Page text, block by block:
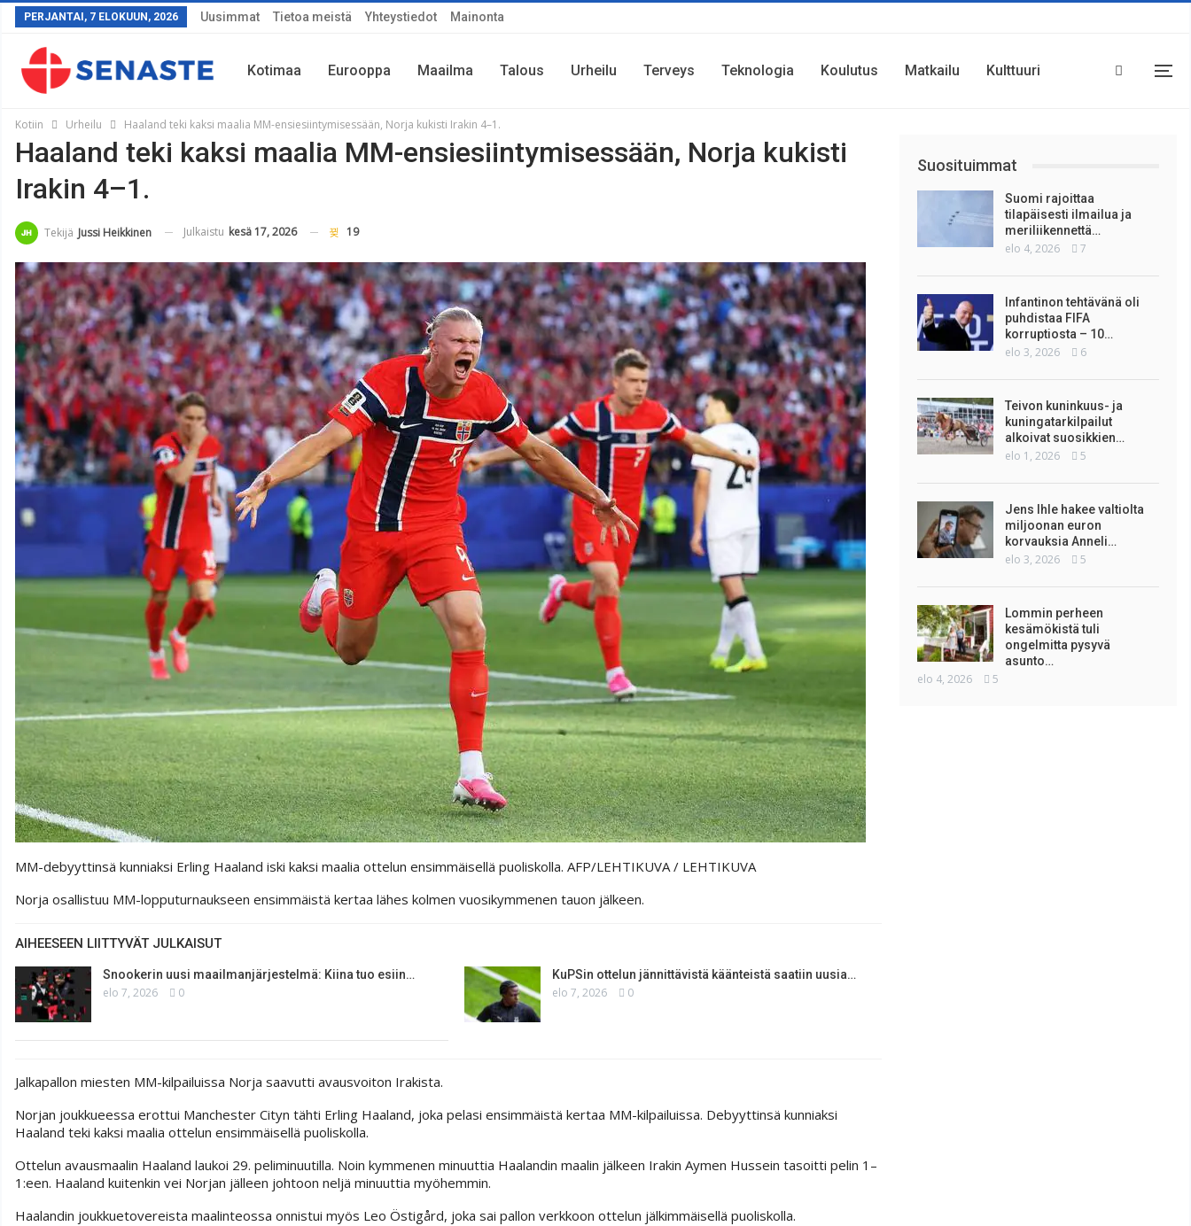
PERJANTAI, 7 ELOKUUN, 2026 Uusimmat Tietoa meistä Yhteystiedot Mainonta
Kotimaa Eurooppa Maailma Talous Urheilu Terveys Teknologia Koulutus Matkailu Kulttuuri
Sää
Kotiin Urheilu Haaland teki kaksi maalia MM-ensiesiintymisessään, Norja kukisti Irakin 4–1.
Haaland teki kaksi maalia MM-ensiesiintymisessään, Norja kukisti
Irakin 4–1.
Tekijä Jussi Heikkinen Julkaistu kesä 17, 2026 19
MM-debyyttinsä kunniaksi Erling Haaland iski kaksi maalia ottelun ensimmäisellä puoliskolla. AFP/LEHTIKUVA / LEHTIKUVA
Norja osallistuu MM-lopputurnaukseen ensimmäistä kertaa lähes kolmen vuosikymmenen tauon jälkeen.
AIHEESEEN LIITTYVÄT JULKAISUT
Snookerin uusi maailmanjärjestelmä: Kiina tuo esiin…
elo 7, 2026 0
KuPSin ottelun jännittävistä käänteistä saatiin uusia…
elo 7, 2026 0
Jalkapallon miesten MM-kilpailuissa Norja saavutti avausvoiton Irakista.
Norjan joukkueessa erottui Manchester Cityn tähti Erling Haaland, joka pelasi ensimmäistä kertaa MM-kilpailuissa. Debyyttinsä kunniaksi
Haaland teki kaksi maalia ottelun ensimmäisellä puoliskolla.
Ottelun avausmaalin Haaland laukoi 29. peliminuutilla. Noin kymmenen minuuttia Haalandin maalin jälkeen Irakin Aymen Hussein tasoitti pelin 1–
1:een. Haaland kuitenkin vei Norjan jälleen johtoon neljä minuuttia myöhemmin.
Haalandin joukkuetovereista maalinteossa onnistui myös Leo Östigård, joka sai pallon verkkoon ottelun jälkimmäisellä puoliskolla.
Suosituimmat
Suomi rajoittaa
tilapäisesti ilmailua ja
meriliikennettä…
elo 4, 2026 7
Infantinon tehtävänä oli
puhdistaa FIFA
korruptiosta – 10…
elo 3, 2026 6
Teivon kuninkuus- ja
kuningatarkilpailut
alkoivat suosikkien…
elo 1, 2026 5
Jens Ihle hakee valtiolta
miljoonan euron
korvauksia Anneli…
elo 3, 2026 5
Lommin perheen
kesämökistä tuli
ongelmitta pysyvä
asunto…
elo 4, 2026 5